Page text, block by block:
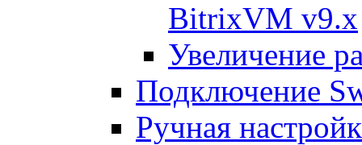
BitrixVM v9.x
Увеличение
Подключение
Ручная